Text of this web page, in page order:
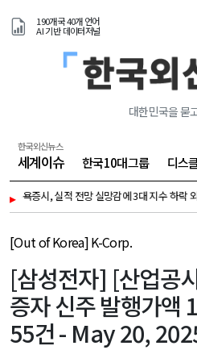
190개국 40개 언어
AI 기반 데이터저널
대한민국을 묻
한국외신뉴스
세계이슈 한국10대그룹 디스
▸시, 실적 전망 실망감에 3대 지수 하락 외 53
[Out of Korea] K-Corp.
[삼성전자] [산업공
증자 신주 발행가액
55건 - May 20,